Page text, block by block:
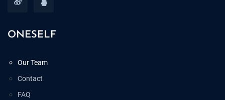
ONESELF
Our Team
Contact
FAQ